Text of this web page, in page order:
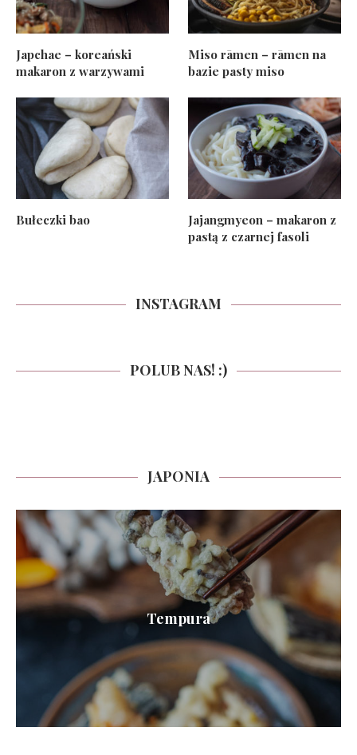
Japchae – koreański
makaron z warzywami
Miso rāmen – rāmen na
bazie pasty miso
Bułeczki bao
Jajangmyeon – makaron z
pastą z czarnej fasoli
INSTAGRAM
POLUB NAS! :)
JAPONIA
Tempura